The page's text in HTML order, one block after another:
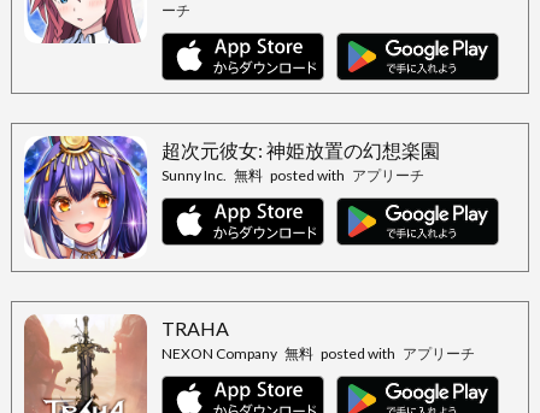
ーチ
超次元彼女: 神姫放置の幻想楽園
Sunny Inc. 無料 posted with アプリーチ
TRAHA
NEXON Company 無料 posted with アプリーチ